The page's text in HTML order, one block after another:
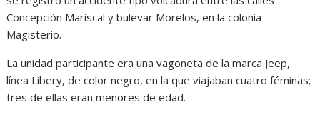
Concepción Mariscal y bulevar Morelos, en la colonia
Magisterio.
La unidad participante era una vagoneta de la marca Jeep,
línea Libery, de color negro, en la que viajaban cuatro féminas;
tres de ellas eran menores de edad.